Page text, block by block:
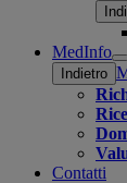
MedInfo
Indietro
Contatti